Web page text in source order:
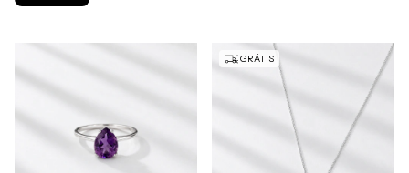
GRÁTIS